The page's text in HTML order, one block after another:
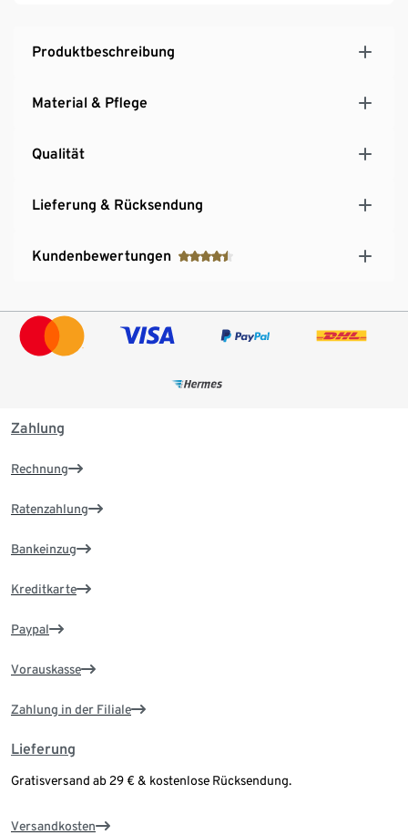
Produktbeschreibung
Material & Pflege
Qualität
Lieferung & Rücksendung
Kundenbewertungen
Zahlung
Rechnung
Ratenzahlung
Bankeinzug
Kreditkarte
Paypal
Vorauskasse
Zahlung in der Filiale
Lieferung
Gratisversand ab 29 € & kostenlose Rücksendung.
Versandkosten